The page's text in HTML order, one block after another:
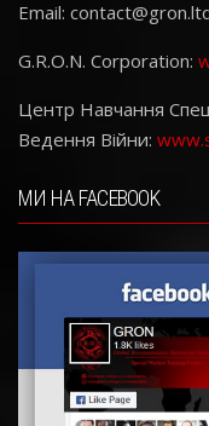
Email:
G.R.O.N. Corporation:
Центр Навчання
Ведення Війни:
МИ НА FACEBOOK